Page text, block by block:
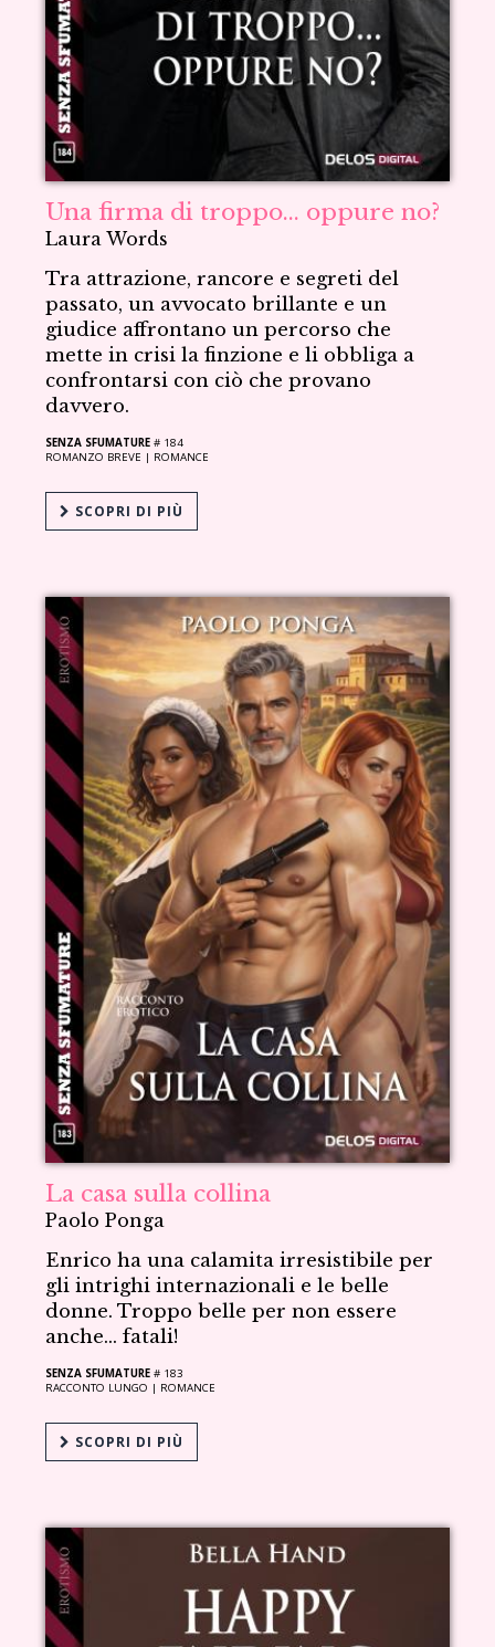
Una firma di troppo... oppure no?
Laura Words
Tra attrazione, rancore e segreti del
passato, un avvocato brillante e un
giudice affrontano un percorso che
mette in crisi la finzione e li obbliga a
confrontarsi con ciò che provano
davvero.
SENZA SFUMATURE # 184
ROMANZO BREVE | ROMANCE
SCOPRI DI PIÙ
La casa sulla collina
Paolo Ponga
Enrico ha una calamita irresistibile per
gli intrighi internazionali e le belle
donne. Troppo belle per non essere
anche... fatali!
SENZA SFUMATURE # 183
RACCONTO LUNGO | ROMANCE
SCOPRI DI PIÙ